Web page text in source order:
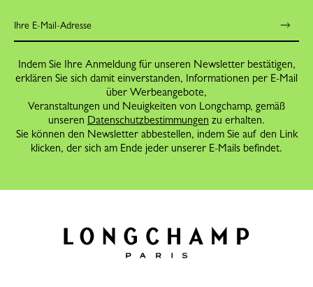
Indem Sie Ihre Anmeldung für unseren Newsletter bestätigen,
erklären Sie sich damit einverstanden, Informationen per E-Mail
über Werbeangebote,
Veranstaltungen und Neuigkeiten von Longchamp, gemäß
unseren Datenschutzbestimmungen zu erhalten.
Sie können den Newsletter abbestellen, indem Sie auf den Link
klicken, der sich am Ende jeder unserer E-Mails befindet.